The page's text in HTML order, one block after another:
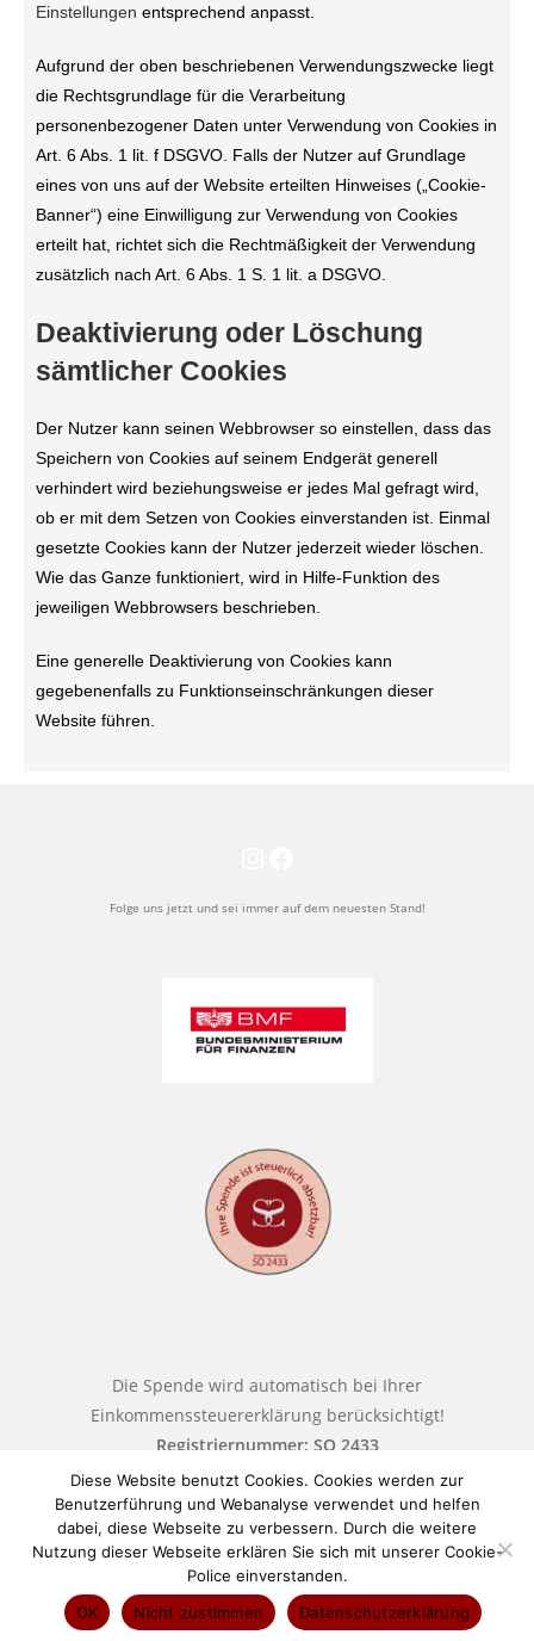
Einstellungen entsprechend anpasst.
Aufgrund der oben beschriebenen Verwendungszwecke liegt
die Rechtsgrundlage für die Verarbeitung
personenbezogener Daten unter Verwendung von Cookies in
Art. 6 Abs. 1 lit. f DSGVO. Falls der Nutzer auf Grundlage
eines von uns auf der Website erteilten Hinweises („Cookie-
Banner“) eine Einwilligung zur Verwendung von Cookies
erteilt hat, richtet sich die Rechtmäßigkeit der Verwendung
zusätzlich nach Art. 6 Abs. 1 S. 1 lit. a DSGVO.
Deaktivierung oder Löschung
sämtlicher Cookies
Der Nutzer kann seinen Webbrowser so einstellen, dass das
Speichern von Cookies auf seinem Endgerät generell
verhindert wird beziehungsweise er jedes Mal gefragt wird,
ob er mit dem Setzen von Cookies einverstanden ist. Einmal
gesetzte Cookies kann der Nutzer jederzeit wieder löschen.
Wie das Ganze funktioniert, wird in Hilfe-Funktion des
jeweiligen Webbrowsers beschrieben.
Eine generelle Deaktivierung von Cookies kann
gegebenenfalls zu Funktionseinschränkungen dieser
Website führen.
Folge uns jetzt und sei immer auf dem neuesten Stand!
Die Spende wird automatisch bei Ihrer
Einkommenssteuererklärung berücksichtigt!
Registriernummer: SO 2433
Datenschutz & AGB Cookie-Richtlinien
mit gemacht © Tanja Madita 2026
Diese Website benutzt Cookies. Cookies werden zur
Benutzerführung und Webanalyse verwendet und helfen
dabei, diese Webseite zu verbessern. Durch die weitere
Nutzung dieser Webseite erklären Sie sich mit unserer Cookie-
Police einverstanden.
OK
Nicht zustimmen Datenschutzerklärung